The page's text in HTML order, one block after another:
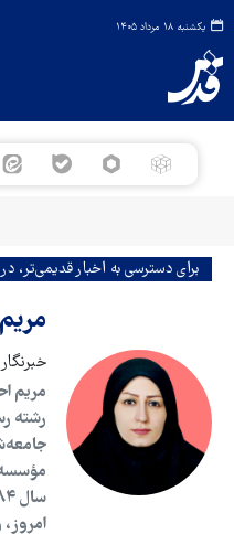
یکشنبه ۱۸ مرداد ۱۴۰۵
برای دسترسی به اخبار قدیمی‌تر،
خبرنگار
مریم
رشته
مؤسسه